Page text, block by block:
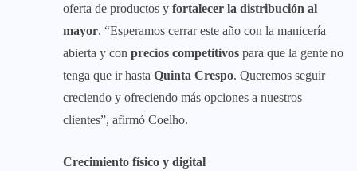
oferta de productos y fortalecer la distribución al
mayor. “Esperamos cerrar este año con la manicería
abierta y con precios competitivos para que la gente no
tenga que ir hasta Quinta Crespo. Queremos seguir
creciendo y ofreciendo más opciones a nuestros
clientes”, afirmó Coelho.
Crecimiento físico y digital